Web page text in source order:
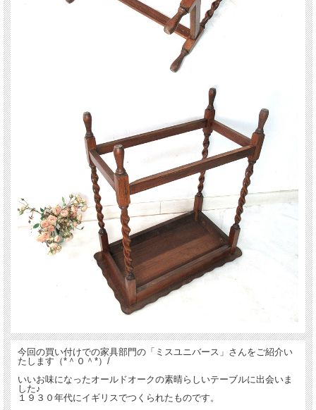
今回の買い付けでの家具部門の「ミスユニバース」さんをご紹介い
たします（*＾０＾*）/
いいお味になったオールドオークの素晴らしいテーブルに出会いま
した♪
１９３０年代にイギリスでつくられたものです。